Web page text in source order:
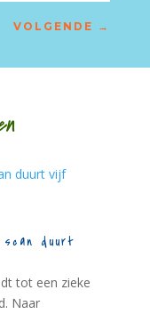
VOLGENDE →
scan duurt
tot een zieke
Naar